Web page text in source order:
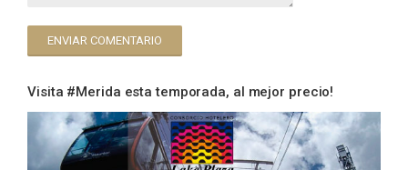
Visita #Merida esta temporada, al mejor precio!